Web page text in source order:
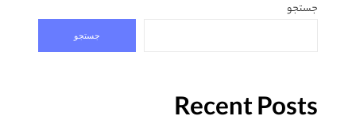
جستجو
جستجو
Recent Posts